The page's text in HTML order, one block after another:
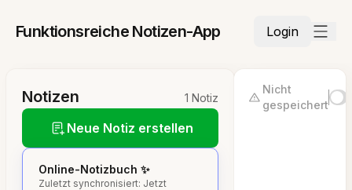
Funktionsreiche Notizen-App Login
Notizen 1 Notiz
Neue Notiz erstellen
Online-Notizbuch ✨
Zuletzt synchronisiert: Jetzt
Nicht
gespeichert